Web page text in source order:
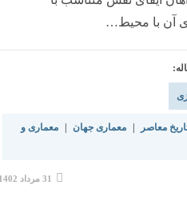
آن با محیط…
معاصر معماری جهان
معماری و
نوشته
31 مرداد 1402